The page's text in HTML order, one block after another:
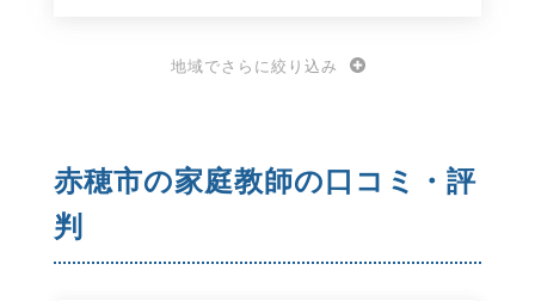
地域でさらに絞り込み
赤穂市の家庭教師の口コミ・評
判